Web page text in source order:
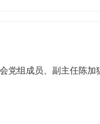
党组成员、副主任陈